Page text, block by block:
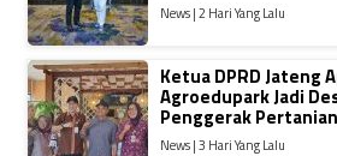
News | 2 Hari Yang Lalu
Ketua DPRD Jateng
Agroedupark Jadi
Penggerak Pertanian
News | 3 Hari Yang Lalu